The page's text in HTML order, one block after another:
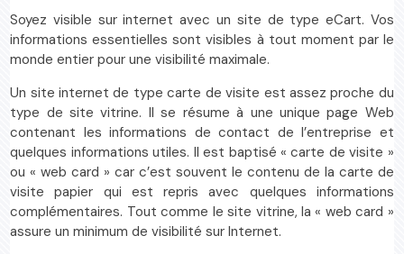
Soyez visible sur internet avec un site de type eCart. Vos
informations essentielles sont visibles à tout moment par le
monde entier pour une visibilité maximale.
Un site internet de type carte de visite est assez proche du
type de site vitrine. Il se résume à une unique page Web
contenant les informations de contact de l’entreprise et
quelques informations utiles. Il est baptisé « carte de visite »
ou « web card » car c’est souvent le contenu de la carte de
visite papier qui est repris avec quelques informations
complémentaires. Tout comme le site vitrine, la « web card »
assure un minimum de visibilité sur Internet.